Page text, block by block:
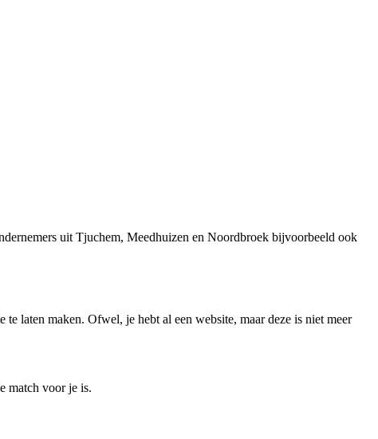
uit Tjuchem, Meedhuizen en Noordbroek bijvoorbeeld ook
laten maken. Ofwel, je hebt al een website, maar deze is niet meer
match voor je is.